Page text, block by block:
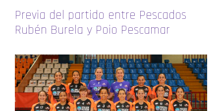
Previa del partido entre Pescados
Rubén Burela y Poio Pescamar